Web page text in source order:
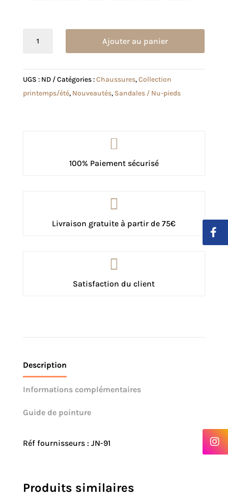
Alba
beige
Ajouter au panier
UGS : ND Catégories :Chaussures,Collection
printemps/été, Nouveautés, Sandales / Nu-pieds

100% Paiement sécurisé

Livraison gratuite à partir de 75€

Satisfaction du client
Description
Informations complémentaires
Guide de pointure
Réf fournisseurs : JN-91
Produits similaires